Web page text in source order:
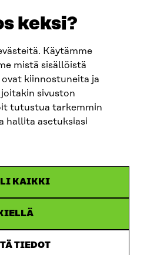
keksi?
Käytämme
mistä sisällöistä
kiinnostuneita ja
sivuston
tutustua tarkemmin
hallita asetuksiasi
KAIKKI
KIELLÄ
TIEDOT